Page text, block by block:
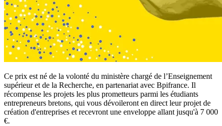
Ce prix est né de la volonté du ministère chargé de l’Enseignement
supérieur et de la Recherche, en partenariat avec Bpifrance. Il
récompense les projets les plus prometteurs parmi les étudiants
entrepreneurs bretons, qui vous dévoileront en direct leur projet de
création d'entreprises et recevront une enveloppe allant jusqu'à 7 000
€.